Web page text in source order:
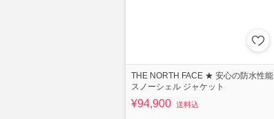
THE NORTH FACE ★ 安心の防水性能
スノーシェル ジャケット
¥94,900 送料込